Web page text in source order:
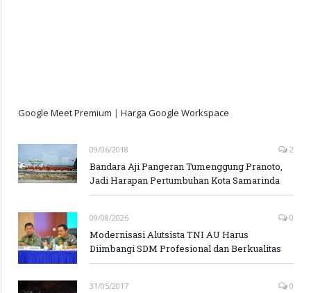
Google Meet Premium | Harga Google Workspace
09/06/2018 2
Bandara Aji Pangeran Tumenggung Pranoto,
Jadi Harapan Pertumbuhan Kota Samarinda
09/08/2026 0
Modernisasi Alutsista TNI AU Harus
Diimbangi SDM Profesional dan Berkualitas
31/05/2017 0